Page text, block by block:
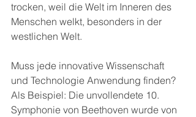
trocken, weil die Welt im Inneren des
Menschen welkt, besonders in der
westlichen Welt.
Muss jede innovative Wissenschaft
und Technologie Anwendung finden?
Als Beispiel: Die unvollendete 10.
Symphonie von Beethoven wurde von